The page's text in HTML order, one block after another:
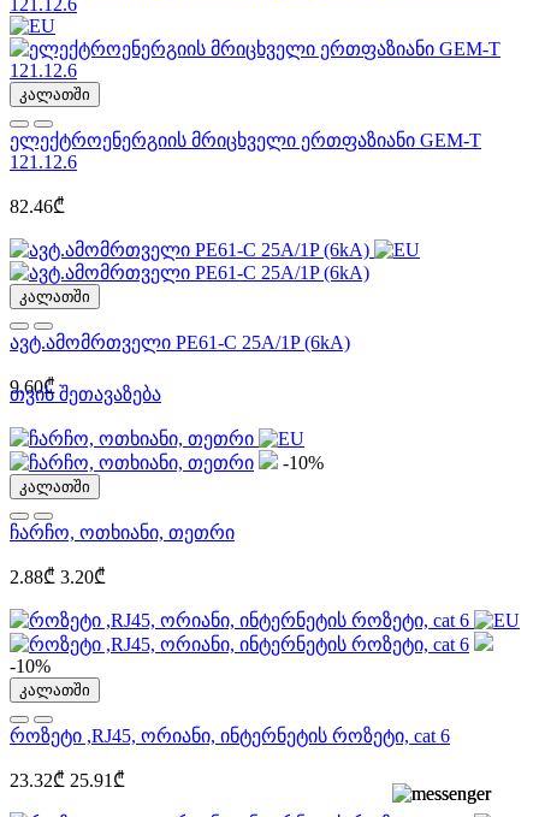
კალათში
ელექტროენერგიის მრიცხველი ერთფაზიანი GEM-T
121.12.6
82.46₾
კალათში
ავტ.ამომრთველი PE61-C 25A/1P (6kA)
9.60₾
თვის შეთავაზება
-10%
კალათში
ჩარჩო, ოთხიანი, თეთრი
2.88₾ 3.20₾
-10%
კალათში
როზეტი ,RJ45, ორიანი, ინტერნეტის როზეტი, cat 6
23.32₾ 25.91₾